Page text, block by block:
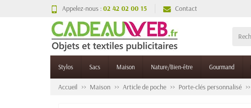
Appelez-nous :02 42 02 00 15 Contact
Stylos Sacs Maison Nature/Bien-être Gourmand
Accueil Maison Article de poche Porte-clés personnalisé